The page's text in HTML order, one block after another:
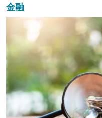
供了一種獨
要的是，它
和永續發展
新利用這些
櫃建築為尋...
金融